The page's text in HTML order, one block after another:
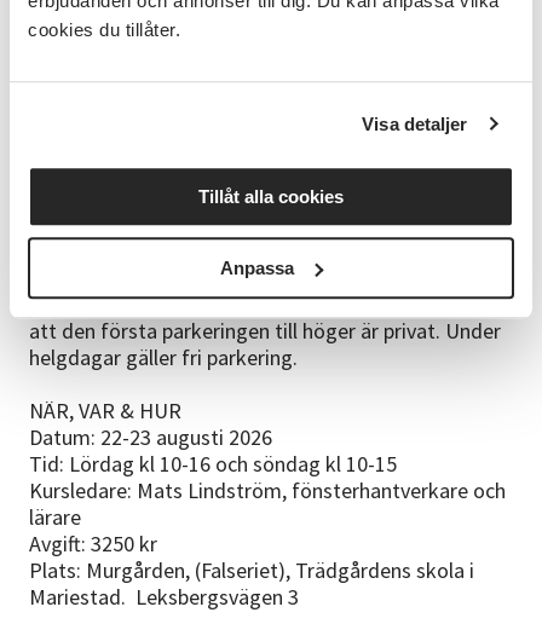
cookies du tillåter.
Visa detaljer
Tillåt alla cookies
Anpassa
noga med att komma i god tid innan kursen startar.
skyddshandskar och oömma kläder (ej
syntetmaterial pga risk för antändning/brännskada
fönsterbåge att ta med så löser vi detta.
Parkering
För de bilburna finns parkeringsmöjligheter på
skolgården till Trädgårdens skola. Parkering sker
mellan Badhuset och Trädgårdensskola. Observera
att den första parkeringen till höger är privat. Under
helgdagar gäller fri parkering.
NÄR, VAR & HUR
Datum: 22-23 augusti 2026
Tid: Lördag kl 10-16 och söndag kl 10-15
Kursledare: Mats Lindström, fönsterhantverkare och
lärare
Avgift: 3250 kr
Plats: Murgården, (Falseriet), Trädgårdens skola i
Mariestad. Leksbergsvägen 3